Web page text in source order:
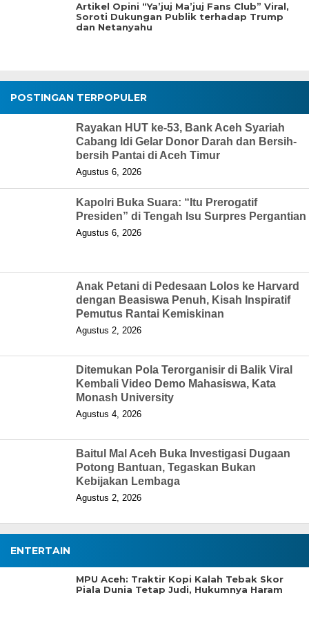
Artikel Opini “Ya’juj Ma’juj Fans Club” Viral,
Soroti Dukungan Publik terhadap Trump
dan Netanyahu
POSTINGAN TERPOPULER
Rayakan HUT ke-53, Bank Aceh Syariah
Cabang Idi Gelar Donor Darah dan Bersih-
bersih Pantai di Aceh Timur
Agustus 6, 2026
Kapolri Buka Suara: “Itu Prerogatif
Presiden” di Tengah Isu Surpres Pergantian
Agustus 6, 2026
Anak Petani di Pedesaan Lolos ke Harvard
dengan Beasiswa Penuh, Kisah Inspiratif
Pemutus Rantai Kemiskinan
Agustus 2, 2026
Ditemukan Pola Terorganisir di Balik Viral
Kembali Video Demo Mahasiswa, Kata
Monash University
Agustus 4, 2026
Baitul Mal Aceh Buka Investigasi Dugaan
Potong Bantuan, Tegaskan Bukan
Kebijakan Lembaga
Agustus 2, 2026
ENTERTAIN
MPU Aceh: Traktir Kopi Kalah Tebak Skor
Piala Dunia Tetap Judi, Hukumnya Haram